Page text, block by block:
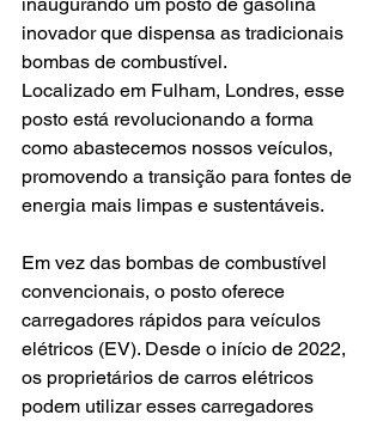
inovador que dispensa as tradicionais
bombas de combustível.
Localizado em Fulham, Londres, esse
posto está revolucionando a forma
como abastecemos nossos veículos,
promovendo a transição para fontes de
energia mais limpas e sustentáveis.
Em vez das bombas de combustível
convencionais, o posto oferece
carregadores rápidos para veículos
elétricos (EV). Desde o início de 2022,
os proprietários de carros elétricos
podem utilizar esses carregadores